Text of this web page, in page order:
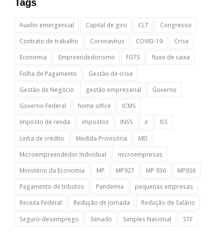
Tags
Auxílio emergencial Capital de giro CLT
Congresso
Contrato de trabalho
Coronavírus COVID-19
Crise
Economia
Empreendedorismo FGTS
fluxo de caixa
Folha de Pagamento
Gestão de crise
Gestão de Negócio
gestão empresarial
Governo
Governo Federal
home office
ICMS
imposto de renda
impostos INSS ir
ISS
Linha de crédito
Medida Provisória
MEI
Microempreendedor Individual
microempresas
Ministério da Economia
MP MP927 MP 936
MP936
Pagamento de tributos
Pandemia
pequenas empresas
Receita Federal
Redução de jornada
Redução de Salário
Seguro-desemprego
Senado Simples Nacional STF